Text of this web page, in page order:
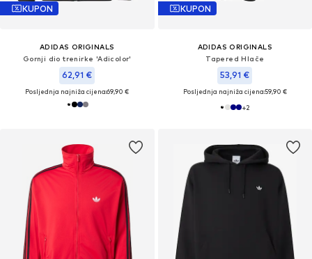
KUPON
ADIDAS ORIGINALS
Gornji dio trenirke 'Adicolor'
62,91 €
Posljednja najniža cijena:69,90 €
KUPON
ADIDAS ORIGINALS
Tapered Hlače
53,91 €
Posljednja najniža cijena:59,90 €
+2